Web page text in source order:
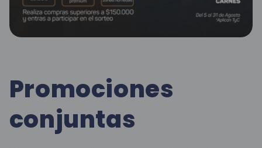
Promociones
conjuntas